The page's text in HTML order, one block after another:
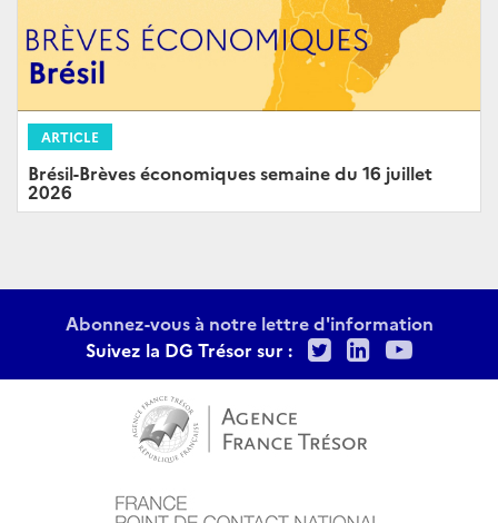
ARTICLE
Brésil-Brèves économiques semaine du 16 juillet
2026
Abonnez-vous à notre lettre d'information
Suivez la DG Trésor sur :
TwitterLinkedIn